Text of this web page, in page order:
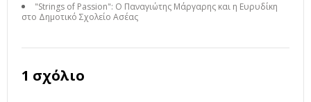
"Strings of Passion": Ο Παναγιώτης Μάργαρης και η Ευρυδίκη
στο Δημοτικό Σχολείο Ασέας
1 σχόλιο